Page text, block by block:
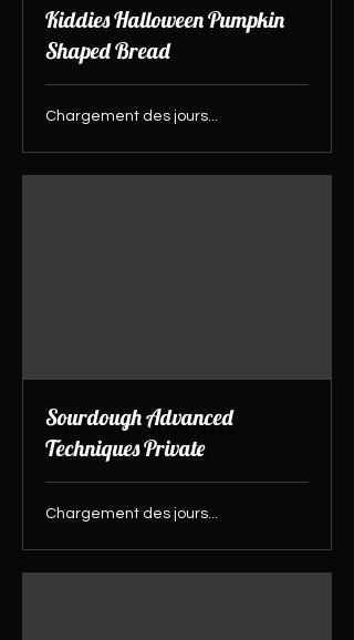
Kiddies Halloween Pumpkin
Shaped Bread
Chargement des jours...
Sourdough Advanced
Techniques Private
Chargement des jours...